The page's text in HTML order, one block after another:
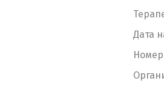
Дата